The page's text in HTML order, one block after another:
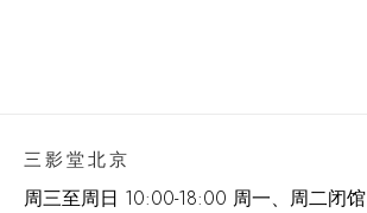
三影堂北京
周三至周日 10:00-18:00 周一、周二闭馆